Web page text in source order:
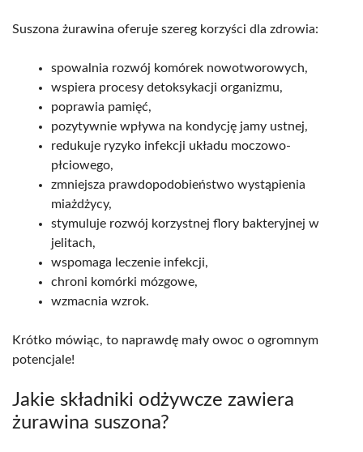
Suszona żurawina oferuje szereg korzyści dla zdrowia:
spowalnia rozwój komórek nowotworowych,
wspiera procesy detoksykacji organizmu,
poprawia pamięć,
pozytywnie wpływa na kondycję jamy ustnej,
redukuje ryzyko infekcji układu moczowo-
płciowego,
zmniejsza prawdopodobieństwo wystąpienia
miażdżycy,
stymuluje rozwój korzystnej flory bakteryjnej w
jelitach,
wspomaga leczenie infekcji,
chroni komórki mózgowe,
wzmacnia wzrok.
Krótko mówiąc, to naprawdę mały owoc o ogromnym
potencjale!
Jakie składniki odżywcze zawiera
żurawina suszona?